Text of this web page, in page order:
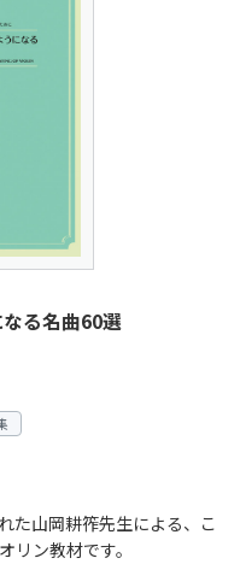
る名曲60選
た山岡耕筰先生による、こ
リン教材です。